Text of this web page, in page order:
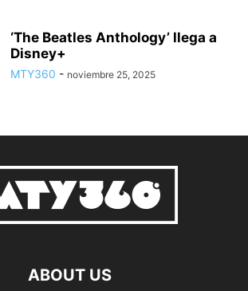
‘The Beatles Anthology’ llega a
Disney+
MTY360 - noviembre 25, 2025
ABOUT US